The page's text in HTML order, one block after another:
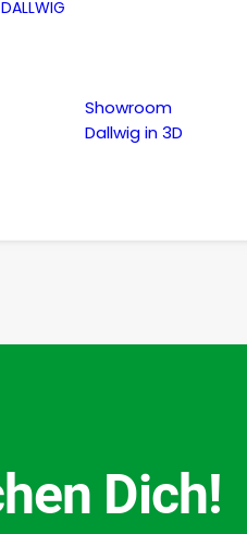
Showroom
Dallwig in 3D
Dich!